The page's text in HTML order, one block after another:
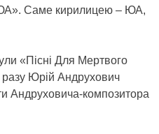
ЮА». Саме кирилицею – ЮА,
«Пісні Для Мертвого
разу Юрій Андрухович
Андруховича-композитора